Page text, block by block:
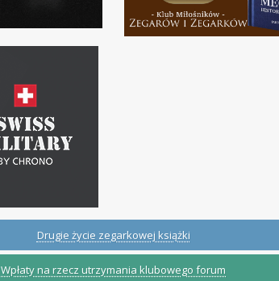
Drugie życie zegarkowej książki
Wpłaty na rzecz utrzymania klubowego forum